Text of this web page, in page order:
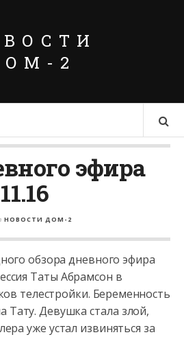
2
эфира
НОВОСТИ ДОМ-2
обзора дневного эфира
Таты Абрамсон в
телестройки. Беременность
Тату. Девушка стала злой,
уже устал извиняться за